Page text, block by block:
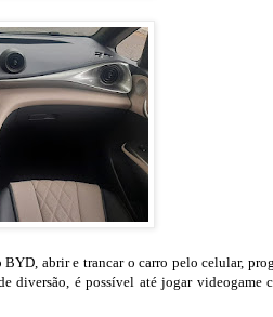
abrir e trancar o carro pelo celular,
diversão, é possível até jogar videogame